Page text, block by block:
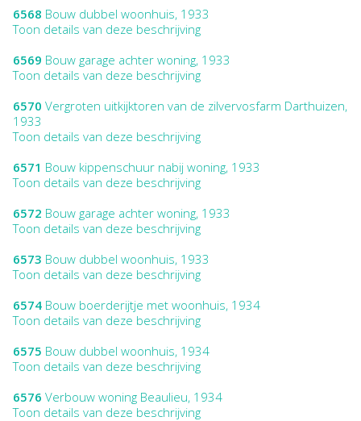
6568 Bouw dubbel woonhuis, 1933
Toon details van deze beschrijving
6569 Bouw garage achter woning, 1933
Toon details van deze beschrijving
6570 Vergroten uitkijktoren van de zilvervosfarm Darthuizen,
1933
Toon details van deze beschrijving
6571 Bouw kippenschuur nabij woning, 1933
Toon details van deze beschrijving
6572 Bouw garage achter woning, 1933
Toon details van deze beschrijving
6573 Bouw dubbel woonhuis, 1933
Toon details van deze beschrijving
6574 Bouw boerderijtje met woonhuis, 1934
Toon details van deze beschrijving
6575 Bouw dubbel woonhuis, 1934
Toon details van deze beschrijving
6576 Verbouw woning Beaulieu, 1934
Toon details van deze beschrijving